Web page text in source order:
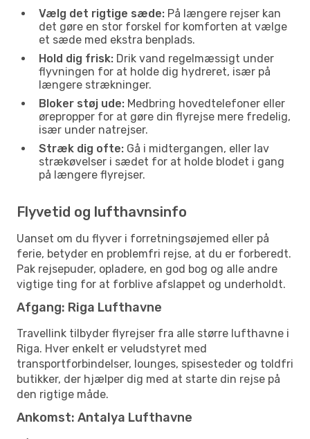
Vælg det rigtige sæde: På længere rejser kan
det gøre en stor forskel for komforten at vælge
et sæde med ekstra benplads.
Hold dig frisk: Drik vand regelmæssigt under
flyvningen for at holde dig hydreret, især på
længere strækninger.
Bloker støj ude: Medbring hovedtelefoner eller
ørepropper for at gøre din flyrejse mere fredelig,
især under natrejser.
Stræk dig ofte: Gå i midtergangen, eller lav
strækøvelser i sædet for at holde blodet i gang
på længere flyrejser.
Flyvetid og lufthavnsinfo
Uanset om du flyver i forretningsøjemed eller på
ferie, betyder en problemfri rejse, at du er forberedt.
Pak rejsepuder, opladere, en god bog og alle andre
vigtige ting for at forblive afslappet og underholdt.
Afgang: Riga Lufthavne
Travellink tilbyder flyrejser fra alle større lufthavne i
Riga. Hver enkelt er veludstyret med
transportforbindelser, lounges, spisesteder og toldfri
butikker, der hjælper dig med at starte din rejse på
den rigtige måde.
Ankomst: Antalya Lufthavne